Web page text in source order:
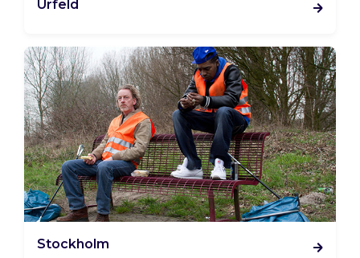
Urfeld
Stockholm